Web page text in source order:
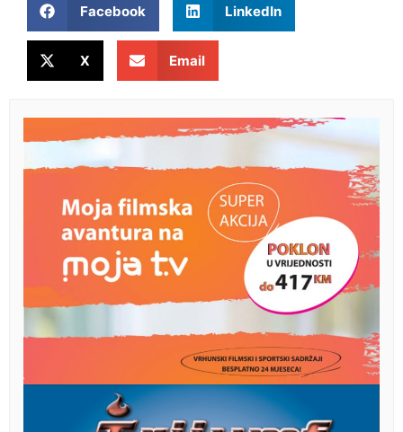
Facebook
LinkedIn
X Email